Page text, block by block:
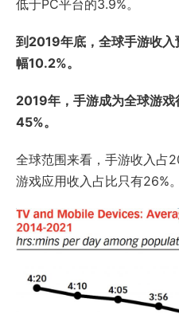
低于PC平台的3.9%。
到2019年底，全球手游收
幅10.2%。
2019年，手游成为全球游
45%。
全球范围来看，手游收入占
游戏应用收入占比只有26%。